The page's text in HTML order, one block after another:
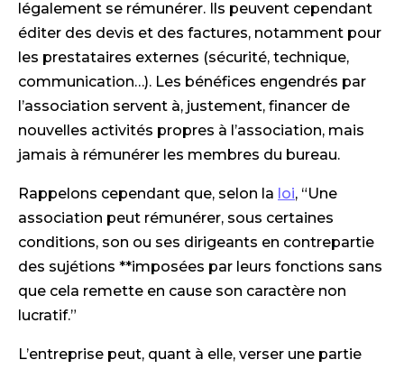
légalement se rémunérer. Ils peuvent cependant
éditer des devis et des factures, notamment pour
les prestataires externes (sécurité, technique,
communication…). Les bénéfices engendrés par
l’association servent à, justement, financer de
nouvelles activités propres à l’association, mais
jamais à rémunérer les membres du bureau.
Rappelons cependant que, selon la loi, “Une
association peut rémunérer, sous certaines
conditions, son ou ses dirigeants en contrepartie
des sujétions **imposées par leurs fonctions sans
que cela remette en cause son caractère non
lucratif.”
L’entreprise peut, quant à elle, verser une partie